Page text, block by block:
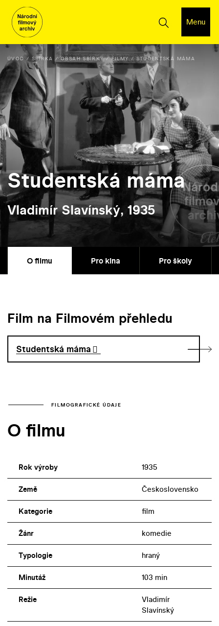
Menu
ÚVOD SBÍRKA OBSAH SBÍRKY FILMY STUDENTSKÁ MÁMA
Studentská máma
Vladimír Slavínský, 1935
O filmu Pro kina Pro školy
Film na Filmovém přehledu
Studentská máma
FILMOGRAFICKÉ ÚDAJE
O filmu
Rok výroby 1935
Země Československo
Kategorie film
Žánr komedie
Typologie hraný
Minutáž 103 min
Režie
Vladimír
Slavínský